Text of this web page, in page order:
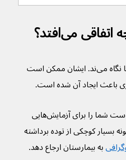
می‌افتد؟
پزشک عمومی به توده شما نگاه می‌ند. ایشان ممکن است
باعث ایجاد آن شده است.
اگر مطمئن نباشد، ممکن است شما را برای آزمایش‌هایی
بسیار کوچکی از توده برداشته
به بیمارستان ارجاع دهد.